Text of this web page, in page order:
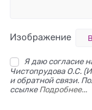
Изображение
Я даю согласие
Чистопрудова О.С.
и обратной связи.
ссылке Подробнее...